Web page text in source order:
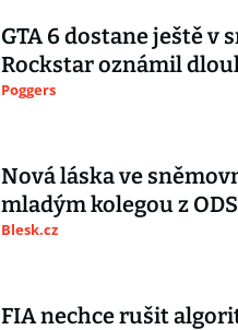
GTA 6 dostane ještě v
Rockstar oznámil
Poggers
Nová láska ve
mladým kolegou z
Blesk.cz
FIA nechce rušit